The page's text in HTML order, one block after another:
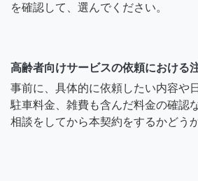
を確認して、選んでください。
高齢者向けサービスの依頼における
事前に、具体的に依頼したい内容や
駐車料金、雑費も含んだ料金の確認
相談をしてから本契約をするかどう